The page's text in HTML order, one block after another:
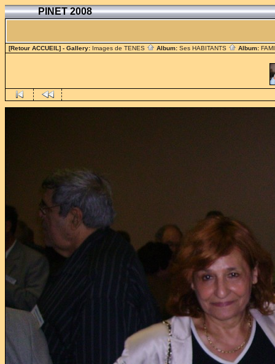
PINET 2008
[Retour ACCUEIL] - Gallery: Images de TENES Album: Ses HABITANTS Album: